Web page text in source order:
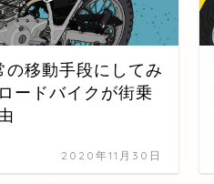
移動手段にしてみ
ードバイクが街乗
2020年11月30日